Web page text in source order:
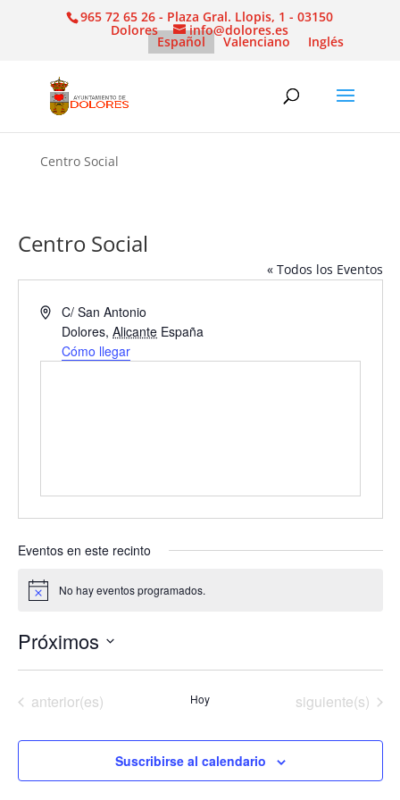
965 72 65 26 - Plaza Gral. Llopis, 1 - 03150
Dolores info@dolores.es
Español Valenciano Inglés
Centro Social
Centro Social
« Todos los Eventos
Dirección
C/ San Antonio
Dolores, Alicante España
Cómo llegar
Eventos en este recinto
Aviso No hay eventos programados.
Próximos
fecha.
Eventos
anterior(es) Hoy Eventos
siguiente(s)
Suscribirse al calendario